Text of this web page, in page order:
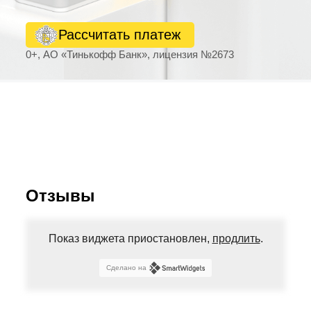
0+, АО «Тинькофф Банк», лицензия №2673
Рассчитать платеж
Отзывы
Показ виджета приостановлен, продлить.
Сделано на